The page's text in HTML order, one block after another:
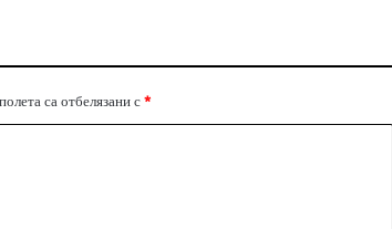
са отбелязани с*